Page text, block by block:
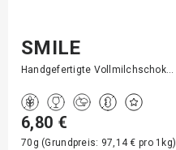
SMILE
Handgefertigte Vollmilchschok…
6,80 €
70g (Grundpreis: 97,14 € pro 1kg)